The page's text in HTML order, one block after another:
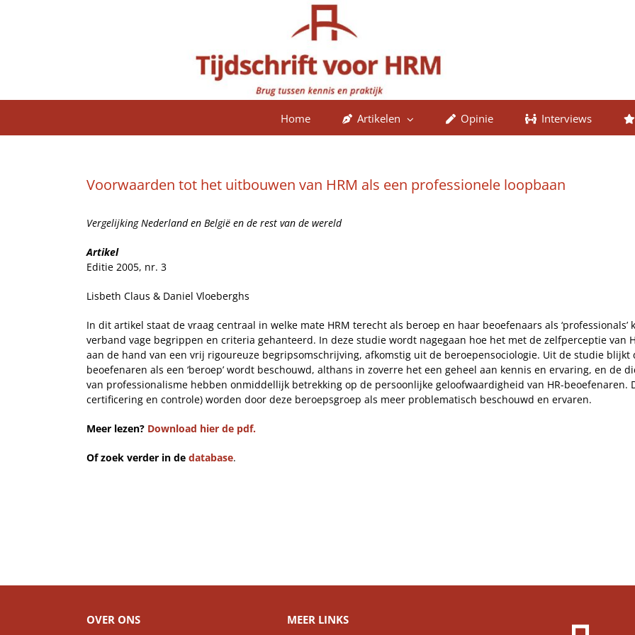
Home Artikelen Opinie Interviews
Voorwaarden tot het uitbouwen van HRM als een professionele loopbaan
Vergelijking Nederland en België en de rest van de wereld
Artikel
Editie 2005, nr. 3
Lisbeth Claus & Daniel Vloeberghs
In dit artikel staat de vraag centraal in welke mate HRM terecht als beroep en haar beoefenaars als
verband vage begrippen en criteria gehanteerd. In deze studie wordt nagegaan hoe het met de zelfperceptie van
aan de hand van een vrij rigoureuze begripsomschrijving, afkomstig uit de beroepensociologie. Uit de studie blijkt
beoefenaren als een ‘beroep’ wordt beschouwd, althans in zoverre het een geheel aan kennis en ervaring, en de
van professionalisme hebben onmiddellijk betrekking op de persoonlijke geloofwaardigheid van HR-beoefenaren.
certificering en controle) worden door deze beroepsgroep als meer problematisch beschouwd en ervaren.
Meer lezen? Download hier de pdf.
Of zoek verder in de database.
OVER ONS MEER LINKS